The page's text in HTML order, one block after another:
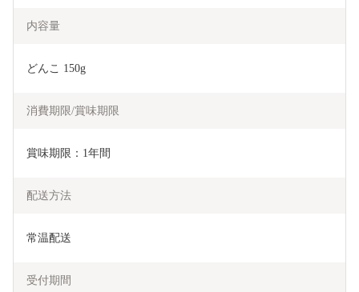
内容量
どんこ 150g
消費期限/賞味期限
賞味期限：1年間
配送方法
常温配送
受付期間